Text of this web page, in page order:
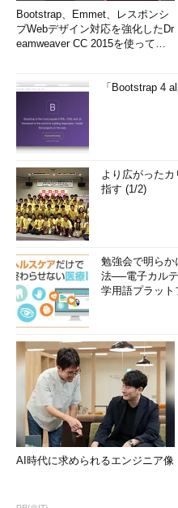
Bootstrap、Emmet、レスポンシ
ブWebデザイン対応を強化したDr
eamweaver CC 2015を使って
「Bootstrap 4
より広がった
指す (1/2)
勉強会で明らか
法──電子カル
学用語プラッ
AI時代に求められるエンジニア像